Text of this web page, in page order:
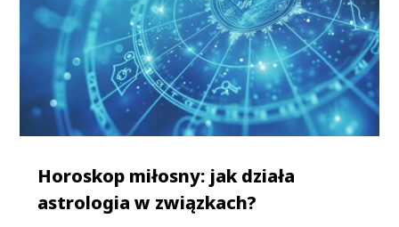
Horoskop miłosny: jak działa
astrologia w związkach?